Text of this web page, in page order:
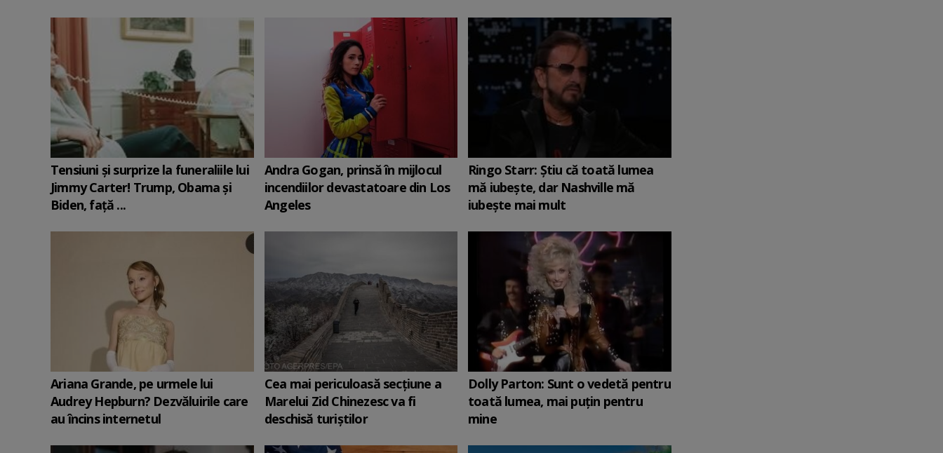
Tensiuni și surprize la funeraliile lui
Jimmy Carter! Trump, Obama și
Biden, față ...
Andra Gogan, prinsă în mijlocul
incendiilor devastatoare din Los
Angeles
Ringo Starr: Știu că toată lumea
mă iubește, dar Nashville mă
iubește mai mult
Ariana Grande, pe urmele lui
Audrey Hepburn? Dezvăluirile care
au încins internetul
Cea mai periculoasă secţiune a
Marelui Zid Chinezesc va fi
deschisă turiştilor
Dolly Parton: Sunt o vedetă pentru
toată lumea, mai puțin pentru
mine